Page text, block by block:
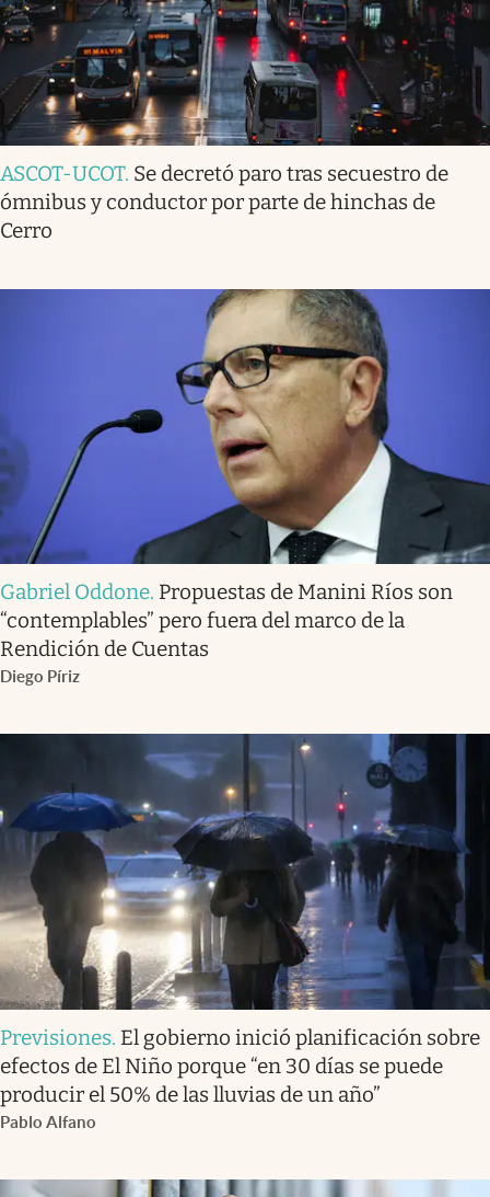
ASCOT-UCOT. Se decretó paro tras secuestro de
ómnibus y conductor por parte de hinchas de
Cerro
Gabriel Oddone. Propuestas de Manini Ríos son
“contemplables” pero fuera del marco de la
Rendición de Cuentas
Diego Píriz
Previsiones. El gobierno inició planificación sobre
efectos de El Niño porque “en 30 días se puede
producir el 50% de las lluvias de un año”
Pablo Alfano